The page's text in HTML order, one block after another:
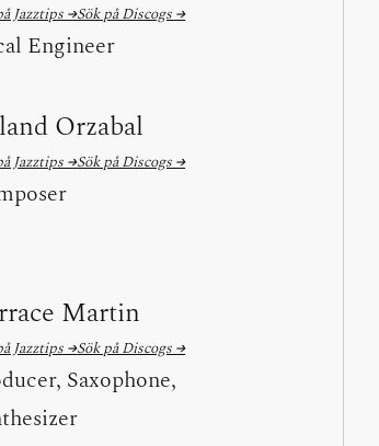
Jazztips →Sök på Discogs →
Engineer
Orzabal
Jazztips →Sök på Discogs →
Martin
Jazztips →Sök på Discogs →
Saxophone,